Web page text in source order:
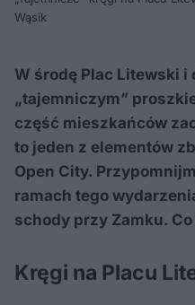
Wąsik
W środę Plac Litewski i
„tajemniczym”
część mieszkańców
to jeden z elementów
Open City.
ramach tego
schody przy Zamku. Co
Kręgi na Placu